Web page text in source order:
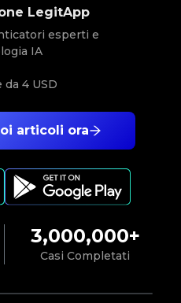
3,000,000+
Casi Completati
articoli ora
LegitApp
esperti e
IA
da 4 USD